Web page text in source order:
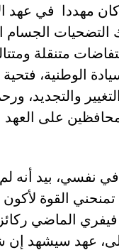
مهددا في عهد
التضحيات الجسام
الوطنية،
والتجديد،
على العهد
نفسي، بيد أنه
تمنحني القوة
التي تدكّون بها في كل يوم يمر
عهد سيشهد إن